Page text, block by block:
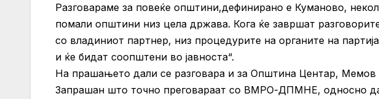
Разговараме за повеќе општини,дефинирано е Куманово,
помали општини низ цела држава. Кога ќе завршат
со владиниот партнер, низ процедурите на органите на
и ќе бидат соопштени во јавноста“.
На прашањето дали се разговара и за Општина Центар, Мемов
Запрашан што точно преговараат со ВМРО-ДПМНЕ, односно